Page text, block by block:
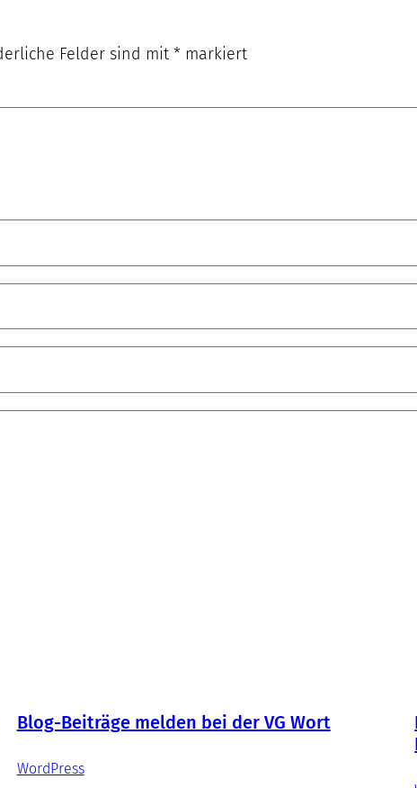
Felder sind mit * markiert
Blog-Beiträge melden bei der VG Wort
WordPress